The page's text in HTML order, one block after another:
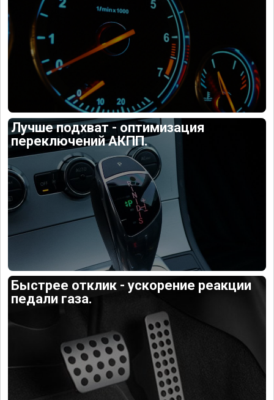
Лучше подхват - оптимизация
переключений АКПП.
Быстрее отклик - ускорение реакции
педали газа.